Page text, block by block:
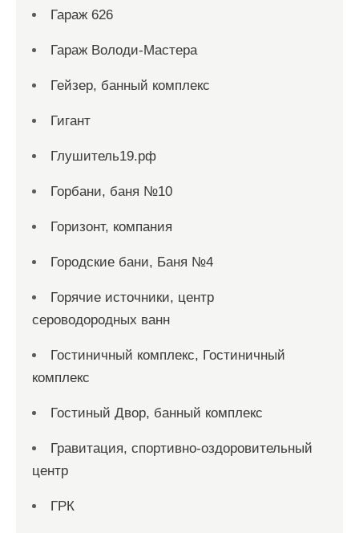
Гараж 626
Гараж Володи-Мастера
Гейзер, банный комплекс
Гигант
Глушитель19.рф
Горбани, баня №10
Горизонт, компания
Городские бани, Баня №4
Горячие источники, центр
сероводородных ванн
Гостиничный комплекс, Гостиничный
комплекс
Гостиный Двор, банный комплекс
Гравитация, спортивно-оздоровительный
центр
ГРК